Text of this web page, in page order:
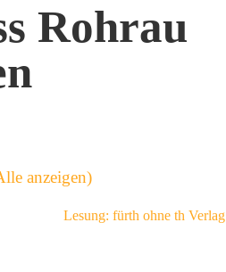
Rohrau
anzeigen)
Lesung: fürth ohne th Verlag